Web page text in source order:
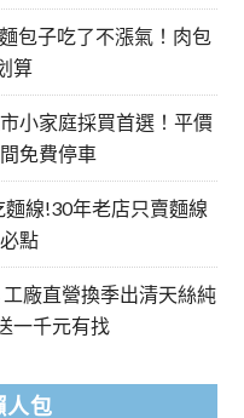
包子吃了不漲氣！肉包
算
小家庭採買首選！平價
免費停車
線!30年老店只賣麵線
點
廠直營換季出清天絲純
一千元有找
人包